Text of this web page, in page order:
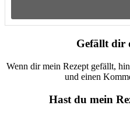
Gefällt dir
Wenn dir mein Rezept gefällt,
und einen
Hast du mein